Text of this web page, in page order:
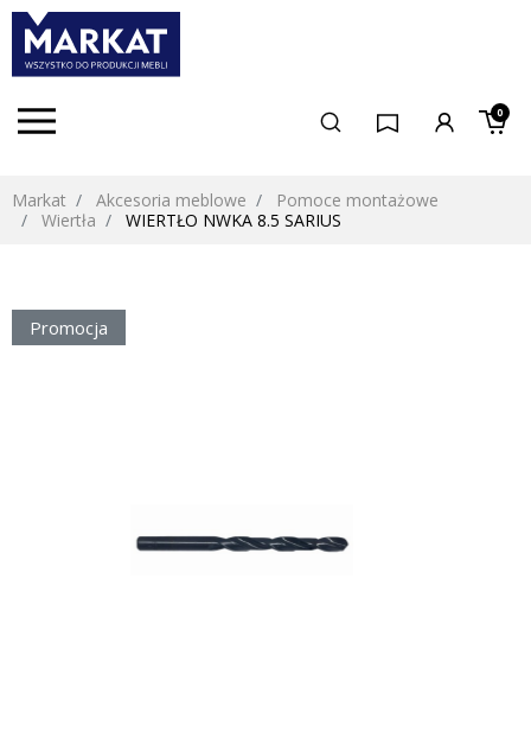
0
Markat Akcesoria meblowe
Pomoce montażowe
Wiertła
WIERTŁO NWKA 8.5 SARIUS
Promocja